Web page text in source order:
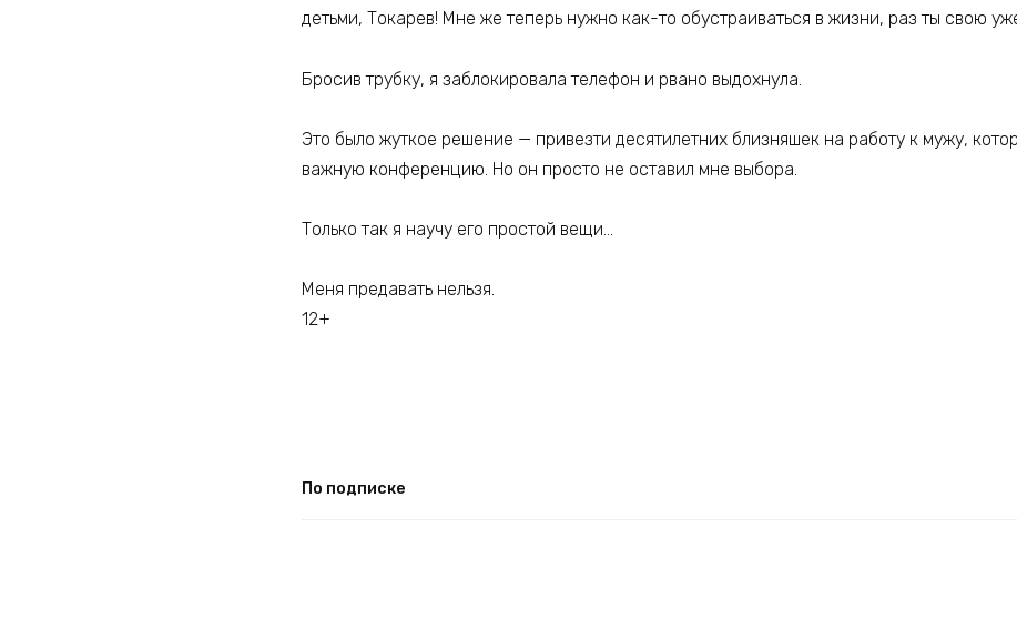
детьми, Токарев! Мне же теперь нужно как-то обустраиваться в жизни, раз ты свою
Бросив трубку, я заблокировала телефон и рвано выдохнула.
Это было жуткое решение — привезти десятилетних близняшек на работу к мужу,
важную конференцию. Но он просто не оставил мне выбора.
Только так я научу его простой вещи…
Меня предавать нельзя.
12+
По подписке